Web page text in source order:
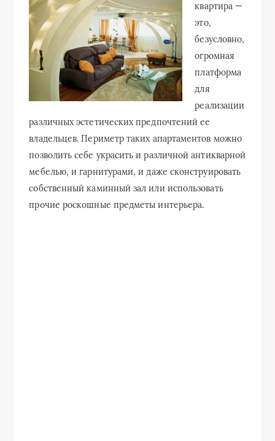
квартира —
это,
безусловно,
огромная
платформа
для
реализации
различных эстетических предпочтений ее
владельцев. Периметр таких апартаментов можно
позволить себе украсить и различной антикварной
мебелью, и гарнитурами, и даже сконструировать
собственный каминный зал или использовать
прочие роскошные предметы интерьера.